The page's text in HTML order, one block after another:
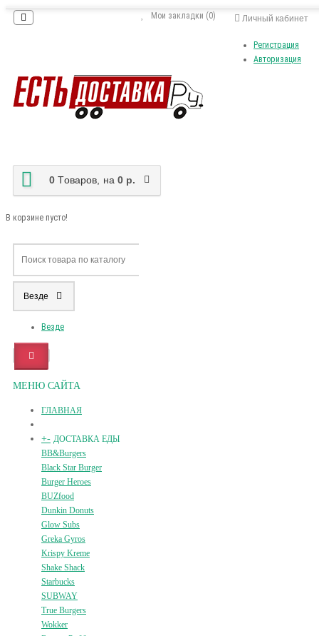
Личный кабинет
Регистрация
Авторизация
Мои закладки (0)
0 Tоваров, на 0 р.
В корзине пусто!
Везде
Везде
МЕНЮ САЙТА
ГЛАВНАЯ
+- ДОСТАВКА ЕДЫ
BB&Burgers
Black Star Burger
Burger Heroes
BUZfood
Dunkin Donuts
Glow Subs
Greka Gyros
Krispy Kreme
Shake Shack
Starbucks
SUBWAY
True Burgers
Wokker